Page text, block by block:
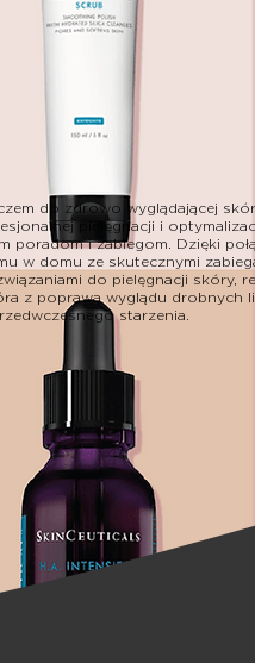
do zdrowo wyglądającej
pielęgnacji i
poradom i zabiegom. Dzięki
w domu ze skutecznymi
do pielęgnacji skóry,
z poprawą wyglądu drobnych
starzenia.